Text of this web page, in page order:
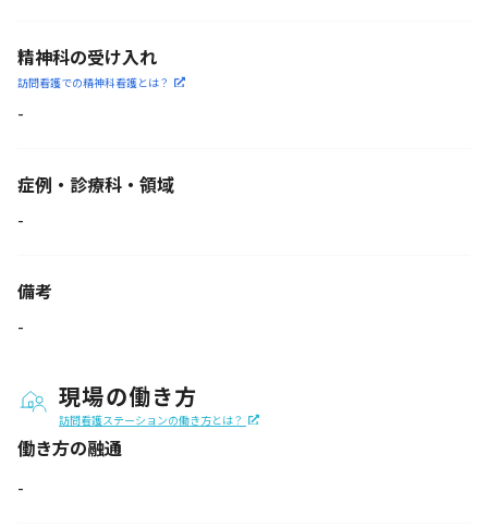
精神科の受け入れ
訪問看護での精神科看護とは？
-
症例・診療科・ 領域
-
備考
-
現場の働き方
訪問看護ステーションの働き方とは？
働き方の融通
-